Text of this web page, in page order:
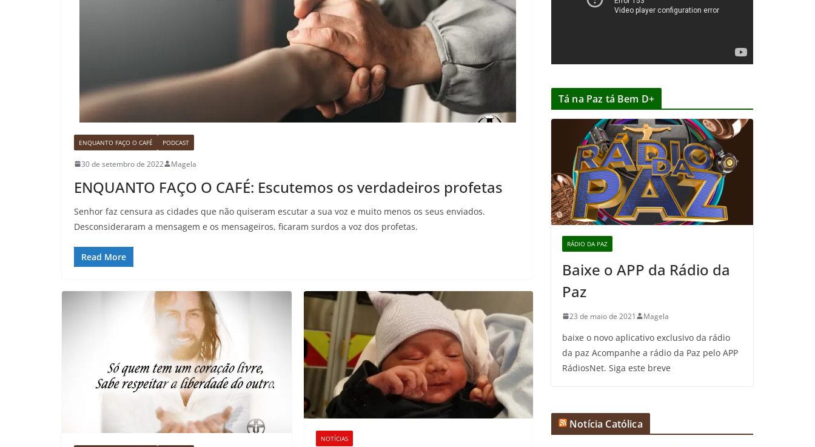
ENQUANTO FAÇO O CAFÉ PODCAST
30 de setembro de 2022 Magela
ENQUANTO FAÇO O CAFÉ: Escutemos os verdadeiros profetas
Senhor faz censura as cidades que não quiseram escutar a sua voz e muito menos os seus enviados.
Desconsideraram a mensagem e os mensageiros, ficaram surdos a voz dos profetas.
Read More
NOTÍCIAS
Tá na Paz tá Bem D+
RÁDIO DA PAZ
Baixe o APP da Rádio da
Paz
23 de maio de 2021 Magela
baixe o novo aplicativo exclusivo da rádio
da paz Acompanhe a rádio da Paz pelo APP
RádiosNet. Siga este breve
Notícia Católica